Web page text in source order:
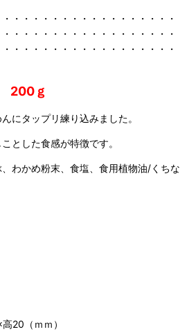
・・・・・・・・・・・・・・・・・
・・・・・・・・・・・・・・・・・
・・・・・・・・・・・・・・・・・
200ｇ
にタップリ練り込みました。
とした食感が特徴です。
わかめ粉末、食塩、食用植物油/くちな
20（ｍｍ）